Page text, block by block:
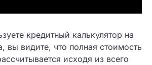
кредитный калькулятор на